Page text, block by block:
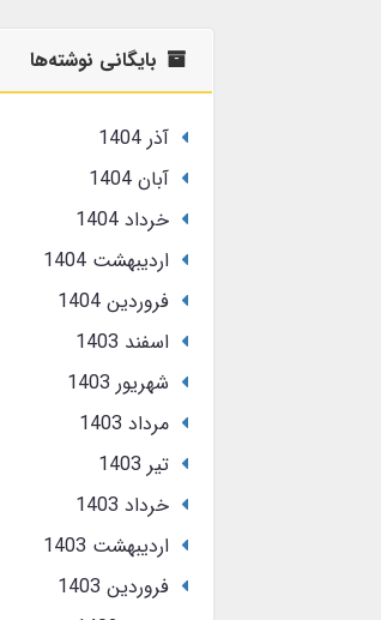
بایگانی نوشته‌ها
آذر 1404
آبان 1404
خرداد 1404
ارديبهشت 1404
فروردین 1404
اسفند 1403
شهریور 1403
مرداد 1403
تير 1403
خرداد 1403
ارديبهشت 1403
فروردین 1403